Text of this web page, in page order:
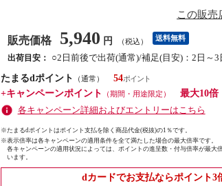
この販売
販売価格 5,940 円 （税込） 送料無料
出荷目安：
○2日前後で出荷(通常)/補足(目安)：2日～3
たまるdポイント
（通常）
54
+キャンペーンポイント
（期間・用途限定）
最大10倍
各キャンペーン詳細およびエントリーはこちら
※たまるdポイントはポイント支払を除く商品代金(税抜)の1％です。
※表示倍率は各キャンペーンの適用条件を全て満たした場合の最大倍率です。
各キャンペーンの適用状況によっては、ポイントの進呈数・付与倍率が最大
います。
dカードでお支払ならポイント3